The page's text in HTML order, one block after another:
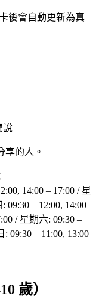
後會自動更新為真
說
的人。
14:00 – 17:00 / 星
09:30 – 12:00, 14:00
/ 星期六: 09:30 –
: 09:30 – 11:00, 13:00
10 歲）